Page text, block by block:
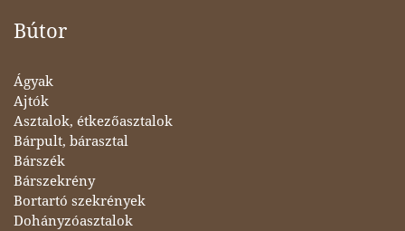
Bútor
Ágyak
Ajtók
Asztalok, étkezőasztalok
Bárpult, bárasztal
Bárszék
Bárszekrény
Bortartó szekrények
Dohányzóasztalok